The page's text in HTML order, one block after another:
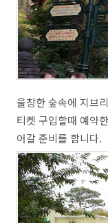
울창한 숲속에 지브
티켓 구입할때 예약
어갈 준비를 합니다.